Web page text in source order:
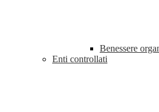
Benessere
Enti controllati